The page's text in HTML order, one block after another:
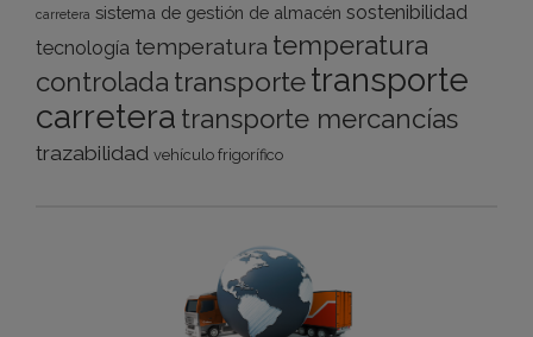
carretera sistema de gestión de almacén sostenibilidad
tecnología temperatura temperatura
controlada transportetransporte
carretera transporte mercancías
trazabilidad vehículo frigorífico